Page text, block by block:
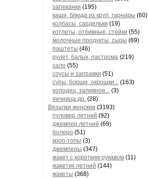
запеканки (195)
каши, блюда из круп, гарниры (60)
колбасы, сардельки (19)
котлеты, отбивные, стейки (55)
молочные продукты, сыры (69)
паштеты (46)
рулет, балык, пастрома (219)
сало (55)
соусы и заправки (51)
супы, борщи, окрошки... (163)
холодец, заливное... (3)
яичница др. (28)
Вязалки женские (3193)
пуловер летний (92)
джемпер летний (69)
болеро (51)
кроп-топы (3)
джемперы (347)
жакет с коротким рукавом (11)
жакетик летний (144)
жакеты (368)